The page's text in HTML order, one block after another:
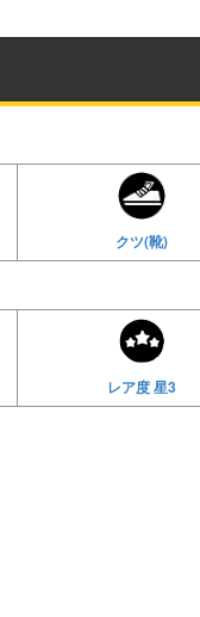
クツ(靴)
レア度 星3